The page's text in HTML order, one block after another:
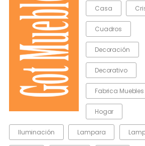
Casa
Cuadros
Decoración
Decorativo
Fabrica Muebles
Hogar
Iluminación Lampara